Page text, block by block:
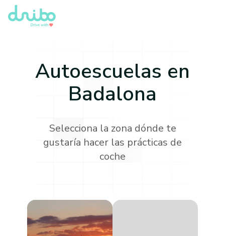
Autoescuelas en
Badalona
Selecciona la zona dónde te
gustaría hacer las prácticas de
coche